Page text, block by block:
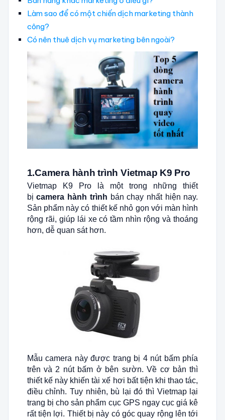
Làm sao để có một chiến dịch marketing thành
công?
Có nên thuê dịch vụ marketing bên ngoài?
1.Camera hành trình Vietmap K9 Pro
Vietmap K9 Pro là một trong những thiết
bịcamera hành trình bán chạy nhất hiện nay.
Sản phẩm này có thiết kế nhỏ gọn với màn hình
rộng rãi, giúp lái xe có tầm nhìn rộng và thoáng
hơn, dễ quan sát hơn.
Mẫu camera này được trang bị 4 nút bấm phía
trên và 2 nút bấm ở bên sườn. Về cơ bản thì
thiết kế này khiến tài xế hơi bất tiện khi thao tác,
điều chỉnh. Tuy nhiên, bù lại đó thì Vietmap lại
trang bị cho sản phẩm cục GPS ngay cục giá kê
rất tiện lợi. Thiết bị này có góc quay rộng lên tới